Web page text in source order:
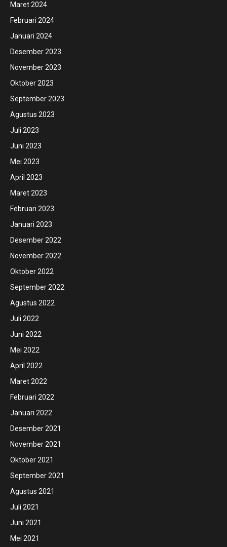
Maret 2024
Februari 2024
Januari 2024
Desember 2023
November 2023
Oktober 2023
September 2023
Agustus 2023
Juli 2023
Juni 2023
Mei 2023
April 2023
Maret 2023
Februari 2023
Januari 2023
Desember 2022
November 2022
Oktober 2022
September 2022
Agustus 2022
Juli 2022
Juni 2022
Mei 2022
April 2022
Maret 2022
Februari 2022
Januari 2022
Desember 2021
November 2021
Oktober 2021
September 2021
Agustus 2021
Juli 2021
Juni 2021
Mei 2021